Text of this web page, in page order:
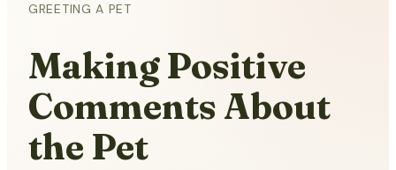
GREETING A PET
Making Positive
Comments About
the Pet